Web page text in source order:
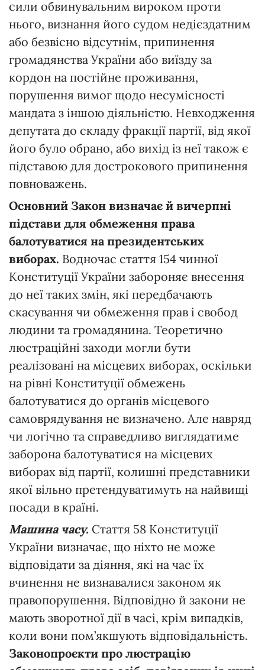
сили обвинувальним вироком проти
нього, визнання його судом недієздатним
або безвісно відсутнім, припинення
громадянства України або виїзду за
кордон на постійне проживання,
порушення вимог щодо несумісності
мандата з іншою діяльністю. Невходження
депутата до складу фракції партії, від якої
його було обрано, або вихід із неї також є
підставою для дострокового припинення
повноважень.
Основний Закон визначає й вичерпні
підстави для обмеження права
балотуватися на президентських
виборах. Водночас стаття 154 чинної
Конституції України забороняє внесення
до неї таких змін, які передбачають
скасування чи обмеження прав і свобод
людини та громадянина. Теоретично
люстраційні заходи могли бути
реалізовані на місцевих виборах, оскільки
на рівні Конституції обмежень
балотуватися до органів місцевого
самоврядування не визначено. Але навряд
чи логічно та справедливо виглядатиме
заборона балотуватися на місцевих
виборах від партії, колишні представники
якої вільно претендуватимуть на найвищі
посади в країні.
Машина часу. Стаття 58 Конституції
України визначає, що ніхто не може
відповідати за діяння, які на час їх
вчинення не визнавалися законом як
правопорушення. Відповідно й закони не
мають зворотної дії в часі, крім випадків,
коли вони пом’якшують відповідальність.
Законопроєкти про люстрацію